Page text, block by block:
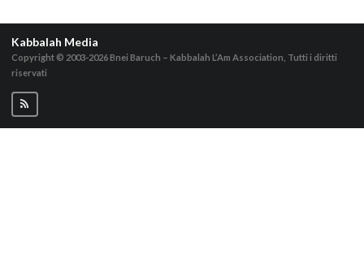
Kabbalah Media
Copyright © 2003-2026Bnei Baruch – Kabbalah L’Am Association, Tutti i diritti
riservati